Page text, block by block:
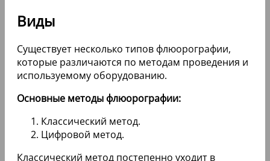
Виды
Существует несколько типов флюорографии,
которые различаются по методам проведения и
используемому оборудованию.
Основные методы флюорографии:
Классический метод.
Цифровой метод.
Классический метод постепенно уходит в